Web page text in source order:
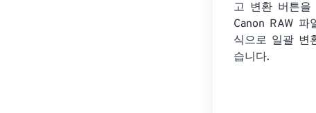
고 변환 버튼을
Canon RAW 파
식으로 일괄 변
습니다.